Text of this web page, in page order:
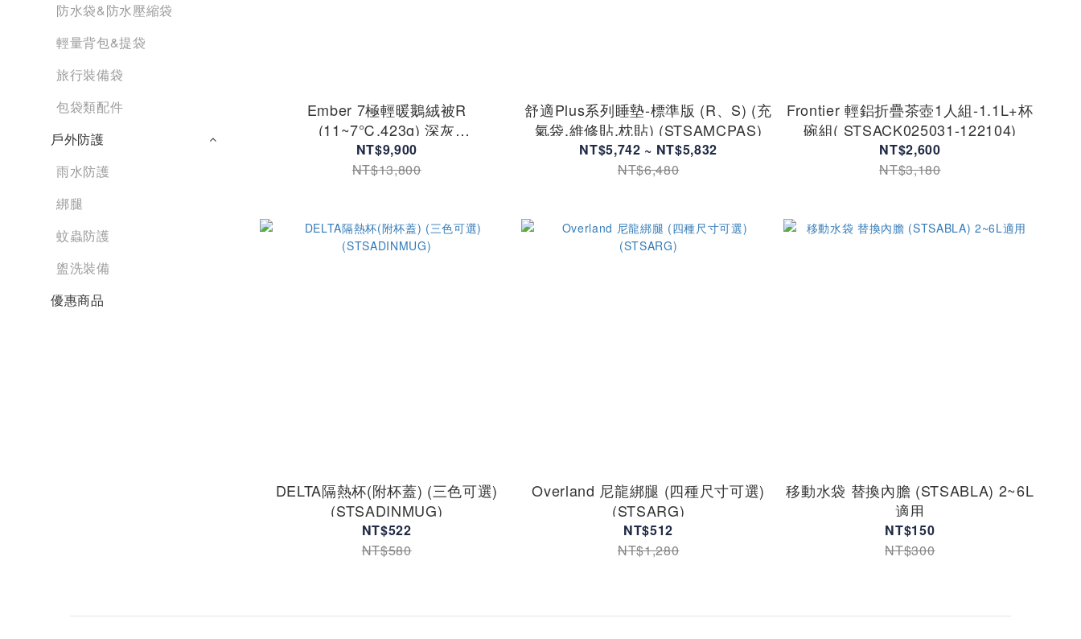
防水袋&防水壓縮袋
輕量背包&提袋
旅行裝備袋
包袋類配件
戶外防護
雨水防護
綁腿
蚊蟲防護
盥洗裝備
優惠商品
Ember 7極輕暖鵝絨被R
(11~7℃,423g) 深灰
(STSASL042012-050101)
NT$9,900
NT$13,800
舒適Plus系列睡墊-標準版 (R、S) (充
氣袋,維修貼,枕貼) (STSAMCPAS)
NT$5,742 ~ NT$5,832
NT$6,480
Frontier 輕鋁折疊茶壺1人組-1.1L+杯
碗組( STSACK025031-122104)
NT$2,600
NT$3,180
DELTA隔熱杯(附杯蓋) (三色可選)
(STSADINMUG)
NT$522
NT$580
Overland 尼龍綁腿 (四種尺寸可選)
(STSARG)
NT$512
NT$1,280
移動水袋 替換內膽 (STSABLA) 2~6L
適用
NT$150
NT$300